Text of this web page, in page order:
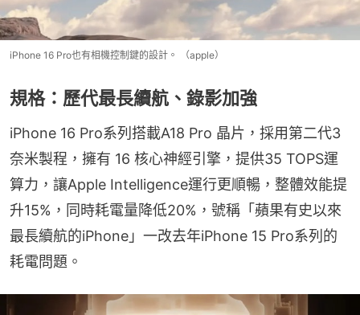
iPhone 16 Pro也有相機控制鍵的設計。 （apple）
規格：歷代最長續航、錄影加強
iPhone 16 Pro系列搭載A18 Pro 晶片，採用第二代3
奈米製程，擁有 16 核心神經引擎，提供35 TOPS運
算力，讓Apple Intelligence運行更順暢，整體效能提
升15%，同時耗電量降低20%，號稱「蘋果有史以來
最長續航的iPhone」一改去年iPhone 15 Pro系列的
耗電問題。